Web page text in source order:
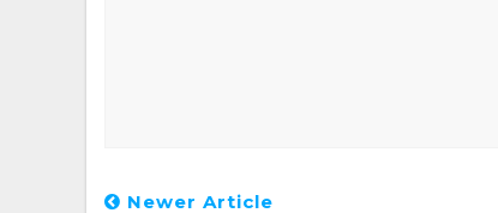
Newer Article